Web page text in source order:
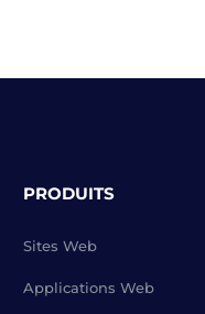
PRODUITS
Sites Web
Applications Web